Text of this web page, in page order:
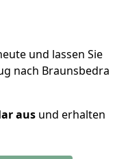
und lassen Sie
nach Braunsbedra
aus und erhalten